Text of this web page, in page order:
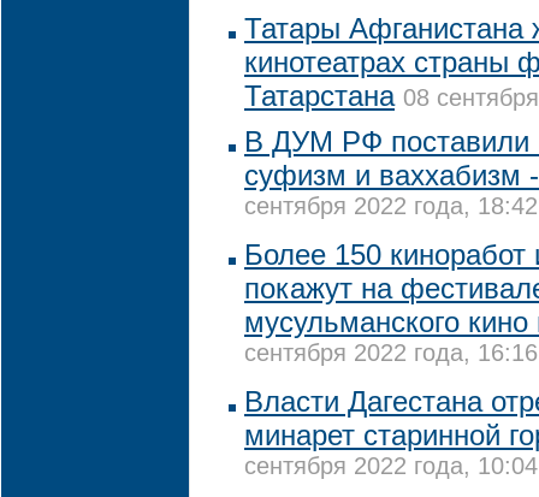
Татары Афганистана
кинотеатрах страны
Татарстана 08
В ДУМ РФ поставили
суфизм и ваххабизм -
сентября 2022 года, 18:42
Более 150 киноработ
покажут на
мусульманского кино
сентября 2022 года, 16:16
Власти Дагестана
минарет старинной
сентября 2022 года, 10:04